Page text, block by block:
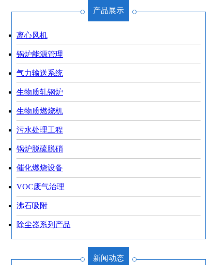
产品展示
离心风机
锅炉能源管理
气力输送系统
生物质轧钢炉
生物质燃烧机
污水处理工程
锅炉脱硫脱硝
催化燃烧设备
VOC废气治理
沸石吸附
除尘器系列产品
新闻动态